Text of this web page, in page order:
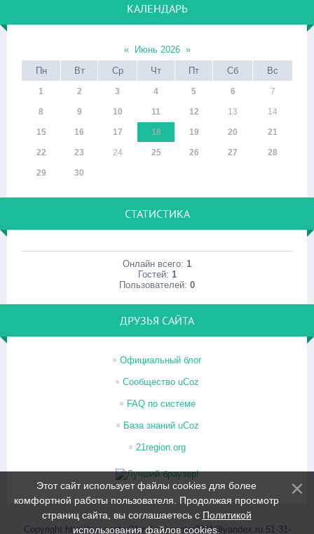
КАЛЕНДАРЬ
« Июнь 2026 »
Пн
Вт Ср Чт Пт Сб Вс
1 2 3 4 5 6 7
8 9 10 11 12 13 14
15 16 17 18 19 20 21
22 23 24 25 26 27 28
29 30
СТАТИСТИКА
Онлайн всего: 1
Гостей: 1
Пользователей: 0
ДРУЗЬЯ САЙТА
Официальный блог
Сообщество uCoz
FAQ по системе
База знаний uCoz
21region.org
Copyright http://psi-center21.ru/ psi-center2011@yandex.ru 51-31-
Этот сайт использует файлы cookies для более
комфортной работы пользователя. Продолжая просмотр
страниц сайта, вы соглашаетесь с Политикой
использования файлов cookies.